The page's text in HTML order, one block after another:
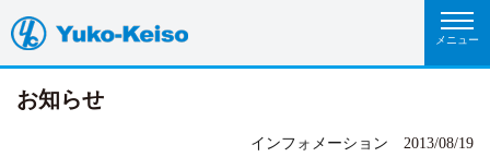
お知らせ
インフォメーション 2013/08/19